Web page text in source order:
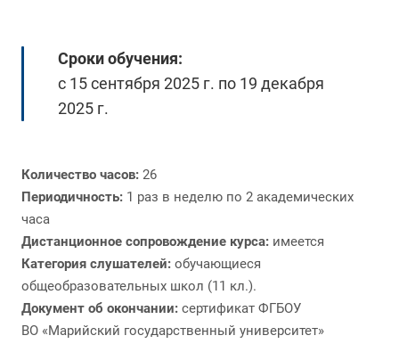
Сроки обучения:
с 15 сентября 2025 г. по 19 декабря
2025 г.
Количество часов: 26
Периодичность: 1 раз в неделю по 2 академических
часа
Дистанционное сопровождение курса: имеется
Категория слушателей: обучающиеся
общеобразовательных школ (11 кл.).
Документ об окончании: сертификат ФГБОУ
ВО «Марийский государственный университет»